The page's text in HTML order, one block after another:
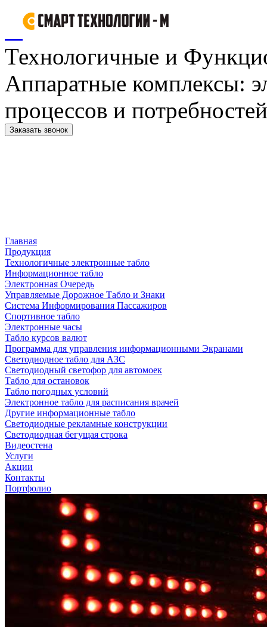
Технологичные и
Аппаратные комплексы:
процессов и
Заказать звонок
Главная
Продукция
Технологичные электронные табло
Информационное табло
Электронная Очередь
Управляемые Дорожное Табло и Знаки
Система Информирования Пассажиров
Спортивное табло
Электронные часы
Табло курсов валют
Программа для управления информационными Экранами
Светодиодное табло для АЗС
Светодиодный светофор для автомоек
Табло для остановок
Табло погодных условий
Электронное табло для расписания врачей
Другие информационные табло
Светодиодные рекламные конструкции
Светодиодная бегущая строка
Видеостена
Услуги
Акции
Контакты
Портфолио